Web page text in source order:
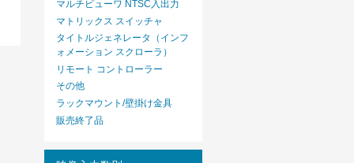
マルチビューワ NTSC入出力
マトリックス スイッチャ
タイトルジェネレータ（インフ
ォメーション スクローラ）
リモート コントローラー
その他
ラックマウント/壁掛け金具
販売終了品